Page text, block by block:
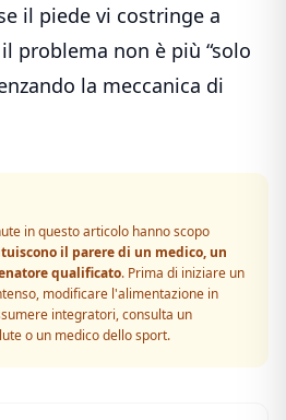
il piede vi costringe a
problema non è più “solo
la meccanica di
in questo articolo hanno scopo
il parere di un medico, un
qualificato. Prima di iniziare un
modificare l'alimentazione in
integratori, consulta un
o un medico dello sport.